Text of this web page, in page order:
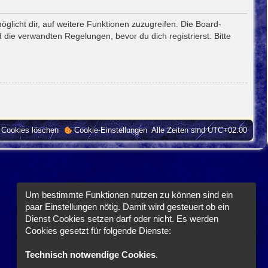
dir, auf weitere Funktionen zuzugreifen. Die Board-
verwandten Regelungen, bevor du dich registrierst. Bitte
Alle Zeiten sindUTC+02:00
Cookie-Einstellungen
löschen
Um bestimmte Funktionen nutzen zu können sind ein
paar Einstellungen nötig. Damit wird gesteuert ob ein
Dienst Cookies setzen darf oder nicht. Es werden
Cookies gesetzt für folgende Dienste:
Technisch notwendige Cookies.